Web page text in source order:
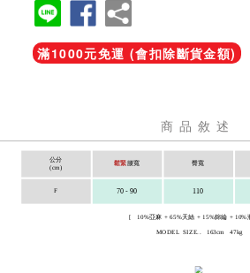
滿1000元免運 (會扣除斷貨金額)
商品敘述